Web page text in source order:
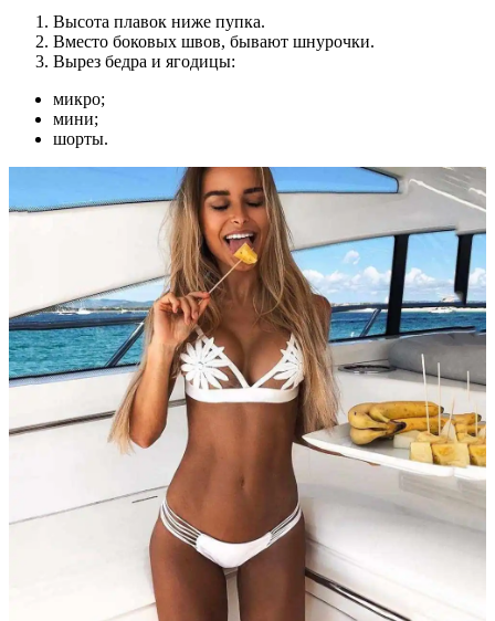
Высота плавок ниже пупка.
Вместо боковых швов, бывают шнурочки.
Вырез бедра и ягодицы:
микро;
мини;
шорты.